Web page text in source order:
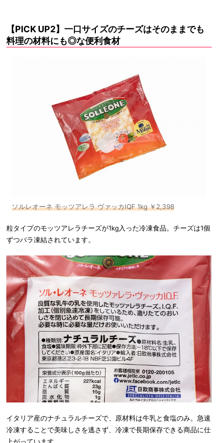
【PICK UP2】一口サイズのチーズはそのままでも
料理の材料にも◎な便利食材
ソルレオーネ モッツアレラ ヴァッカIQF 1kg ￥2,398
粒タイプのモッツアレラチーズが1kg入った冷凍食品。チーズは1個
ずつバラ凍結されています。
イタリア産のナチュラルチーズで、原材料は牛乳と食塩のみ。急速
冷凍することで美味しさを逃さず、冷凍で長期保存できる商品に仕